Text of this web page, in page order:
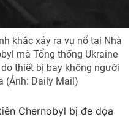
024.38 355 932
897 897
khắc xảy ra vụ nổ tại Nhà
mà Tổng thống Ukraine
thiết bị bay không người
(Ảnh: Daily Mail)
Chernobyl bị đe dọa